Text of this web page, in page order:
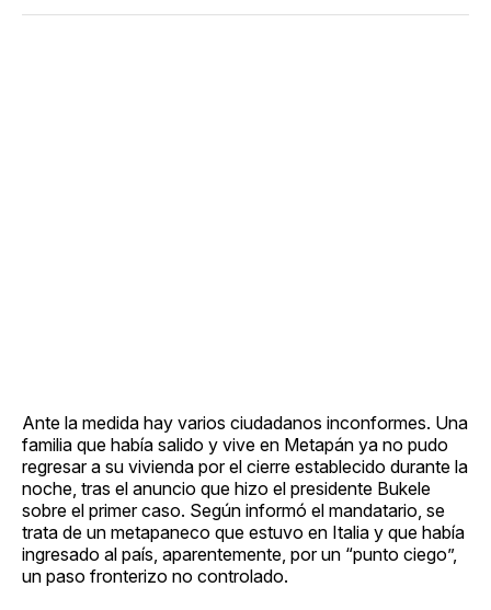
Ante la medida hay varios ciudadanos inconformes. Una
familia que había salido y vive en Metapán ya no pudo
regresar a su vivienda por el cierre establecido durante la
noche, tras el anuncio que hizo el presidente Bukele
sobre el primer caso. Según informó el mandatario, se
trata de un metapaneco que estuvo en Italia y que había
ingresado al país, aparentemente, por un “punto ciego”,
un paso fronterizo no controlado.